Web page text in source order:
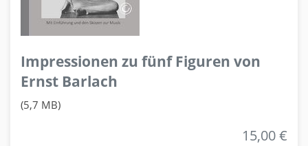
Impressionen zu fünf Figuren von
Ernst Barlach
(5,7 MB)
15,00 €